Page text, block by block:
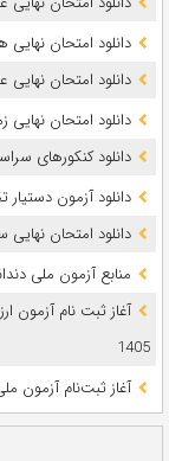
دانلود امتحان نهایی هندسه 3 پایه
دانلود امتحان نهایی علوم و فنون
دانلود امتحان نهایی
دانلود کنکورهای سراسری
دانلود آزمون دستیار تخصصی
دانلود امتحان نهایی
ﻣﻨﺎﺑﻊ آزﻣﻮن ﻣﻠﯽ دندانپزشکی سال
آغاز ثبت نام آزمون‌
1405
آغاز ثبت‌نام آزمون